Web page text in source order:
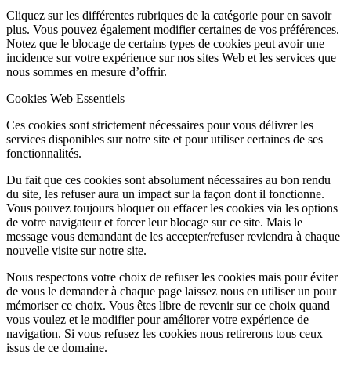
Cliquez sur les différentes rubriques de la catégorie pour en savoir
plus. Vous pouvez également modifier certaines de vos préférences.
Notez que le blocage de certains types de cookies peut avoir une
incidence sur votre expérience sur nos sites Web et les services que
nous sommes en mesure d’offrir.
Cookies Web Essentiels
Ces cookies sont strictement nécessaires pour vous délivrer les
services disponibles sur notre site et pour utiliser certaines de ses
fonctionnalités.
Du fait que ces cookies sont absolument nécessaires au bon rendu
du site, les refuser aura un impact sur la façon dont il fonctionne.
Vous pouvez toujours bloquer ou effacer les cookies via les options
de votre navigateur et forcer leur blocage sur ce site. Mais le
message vous demandant de les accepter/refuser reviendra à chaque
nouvelle visite sur notre site.
Nous respectons votre choix de refuser les cookies mais pour éviter
de vous le demander à chaque page laissez nous en utiliser un pour
mémoriser ce choix. Vous êtes libre de revenir sur ce choix quand
vous voulez et le modifier pour améliorer votre expérience de
navigation. Si vous refusez les cookies nous retirerons tous ceux
issus de ce domaine.